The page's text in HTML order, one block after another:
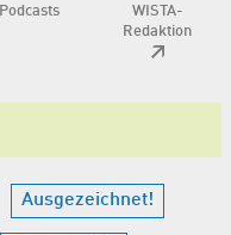
Podcasts
WISTA-
Redaktion
Ausgezeichnet!